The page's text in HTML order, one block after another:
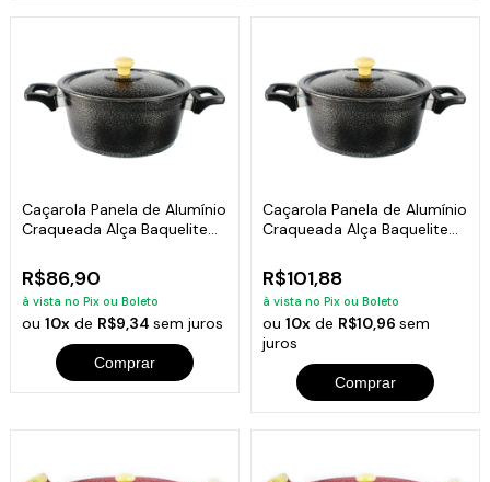
Caçarola Panela de Alumínio
Craqueada Alça Baquelite
R$86,90
à vista no Pix ou Boleto
ou10x de R$9,34sem juros
Comprar
Caçarola Panela de Alumínio
Craqueada Alça Baquelite
R$101,88
à vista no Pix ou Boleto
ou 10xde R$10,96 sem
juros
Comprar